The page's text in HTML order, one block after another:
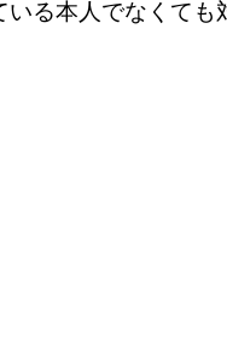
る本人でなくても